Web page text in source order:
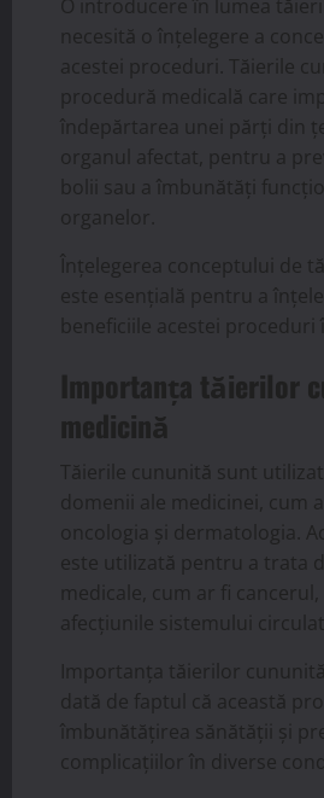
O introducere în lumea
necesită o înțelegere a
acestei proceduri. Tăierile
procedură medicală care
îndepărtarea unei părți din
organul afectat, pentru a
bolii sau a îmbunătăți
organelor.
Înțelegerea conceptului de
este esențială pentru a
beneficiile acestei proceduri
Importanța tăierilor
medicină
Tăierile cununită sunt
domenii ale medicinei, cum
oncologia și dermatologia.
este utilizată pentru a trata
medicale, cum ar fi cancerul,
afecțiunile sistemului
Importanța tăierilor
dată de faptul că această
îmbunătățirea sănătății și
complicațiilor în diverse